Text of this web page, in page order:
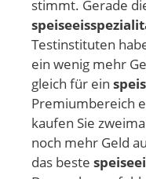
stimmt. Gerade
Testinstituten
ein wenig mehr
gleich für ein
Premiumbereich
kaufen Sie
noch mehr Geld
das beste